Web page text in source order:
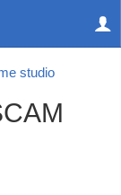
studio